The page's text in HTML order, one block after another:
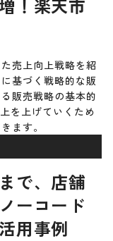
！楽天市
売上向上戦略を紹
基づく戦略的な販
販売戦略の基本的
を上げていくため
ます。
で、店舗
ーコード
用事例